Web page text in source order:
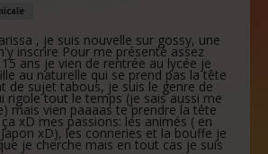
, je suis nouvelle sur gossy, une
inscrire Pour me présenté assez
ans je vien de rentrée au lycée je
au naturelle qui se prend pas la tête
de sujet tabous, je suis le genre de
rigole tout le temps (je sais aussi me
mais vien paaaas te prendre la tête
xD mes passions: les animés ( en
xD), les conneries et la bouffe je
je cherche mais en tout cas je suis